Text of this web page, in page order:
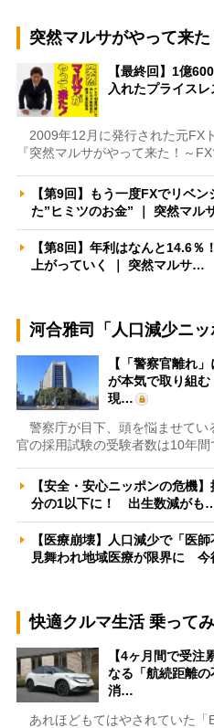
突然マルサがやって来た
【最終回】1億
入れたプライス
2009年12月に発行された元FX
『突然マルサがやって来た！～
【第9回】もう一度FXでリベ
た”ヒミツのお金” ｜ 突然マル
【第8回】年利はなんと14.6
上がっていく ｜ 突然マルサ…
河合雅司「人口減少ニッ
【「警察官離れ
が本気で取り組
現…
警察庁が目下、頭を悩ませてい
官の採用試験の受験者数は10年間
【安全・安心ニッポンの危機
分の1以下に！ 出生数減がも
【医療崩壊】人口減少で「医
見舞われ地域医療が限界に
快適クルマ生活 乗って
【4ヶ月間で受注
なる「航続距離
消…
あれほどもてはやされていた「